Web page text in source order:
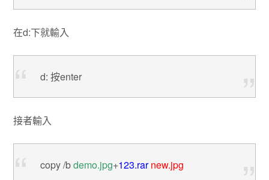
在d:下就輸入
d: 按enter
接者輸入
copy /bdemo.jpg+123.rar new.jpg